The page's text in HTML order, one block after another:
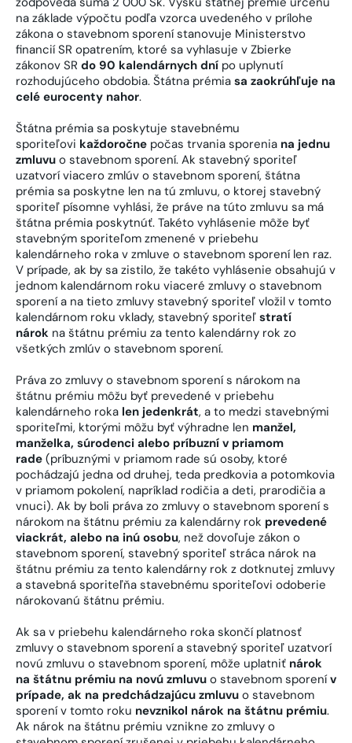
na základe výpočtu podľa vzorca uvedeného v prílohe
zákona o stavebnom sporení stanovuje Ministerstvo
financií SR opatrením, ktoré sa vyhlasuje v Zbierke
zákonov SR do 90 kalendárnych dní po uplynutí
rozhodujúceho obdobia. Štátna prémia sa zaokrúhľuje na
celé eurocenty nahor.
Štátna prémia sa poskytuje stavebnému
sporiteľovi každoročne počas trvania sporenia na jednu
zmluvu o stavebnom sporení. Ak stavebný sporiteľ
uzatvorí viacero zmlúv o stavebnom sporení, štátna
prémia sa poskytne len na tú zmluvu, o ktorej stavebný
sporiteľ písomne vyhlási, že práve na túto zmluvu sa má
štátna prémia poskytnúť. Takéto vyhlásenie môže byť
stavebným sporiteľom zmenené v priebehu
kalendárneho roka v zmluve o stavebnom sporení len raz.
V prípade, ak by sa zistilo, že takéto vyhlásenie obsahujú v
jednom kalendárnom roku viaceré zmluvy o stavebnom
sporení a na tieto zmluvy stavebný sporiteľ vložil v tomto
kalendárnom roku vklady, stavebný sporiteľ stratí
nárok na štátnu prémiu za tento kalendárny rok zo
všetkých zmlúv o stavebnom sporení.
Práva zo zmluvy o stavebnom sporení s nárokom na
štátnu prémiu môžu byť prevedené v priebehu
kalendárneho roka len jedenkrát, a to medzi stavebnými
sporiteľmi, ktorými môžu byť výhradne len manžel,
manželka, súrodenci alebo príbuzní v priamom
rade (príbuznými v priamom rade sú osoby, ktoré
pochádzajú jedna od druhej, teda predkovia a potomkovia
v priamom pokolení, napríklad rodičia a deti, prarodičia a
vnuci). Ak by boli práva zo zmluvy o stavebnom sporení s
nárokom na štátnu prémiu za kalendárny rok prevedené
viackrát, alebo na inú osobu, než dovoľuje zákon o
stavebnom sporení, stavebný sporiteľ stráca nárok na
štátnu prémiu za tento kalendárny rok z dotknutej zmluvy
a stavebná sporiteľňa stavebnému sporiteľovi odoberie
nárokovanú štátnu prémiu.
Ak sa v priebehu kalendárneho roka skončí platnosť
zmluvy o stavebnom sporení a stavebný sporiteľ uzatvorí
novú zmluvu o stavebnom sporení, môže uplatniť nárok
na štátnu prémiu na novú zmluvu o stavebnom sporenív
prípade, ak na predchádzajúcu zmluvu o stavebnom
sporení v tomto roku nevznikol nárok na štátnu prémiu.
Ak nárok na štátnu prémiu vznikne zo zmluvy o